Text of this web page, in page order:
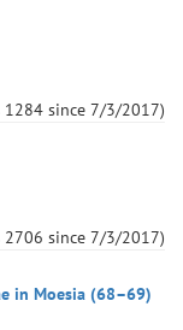
1284 since 7/3/2017)
2706 since 7/3/2017)
in Moesia (68–69)